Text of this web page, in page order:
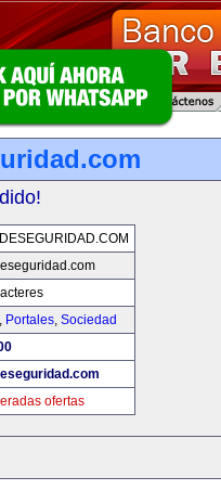
, Portales, Sociedad
ofertas